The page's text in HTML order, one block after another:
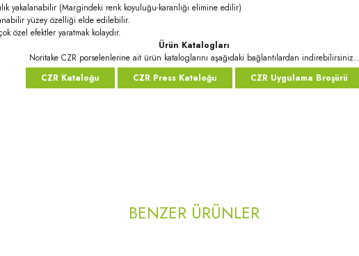
yakalanabilir (Margindeki renk koyuluğu-karanlığı elimine edilir)
yüzey özelliği elde edilebilir.
özel efektler yaratmak kolaydır.
Ürün Katalogları
Noritake CZR porselenlerine ait ürün kataloglarını aşağıdaki bağlantılardan indirebilirsiniz..
CZR Kataloğu
CZR Press Kataloğu CZR Uygulama Broşürü
BENZER ÜRÜNLER